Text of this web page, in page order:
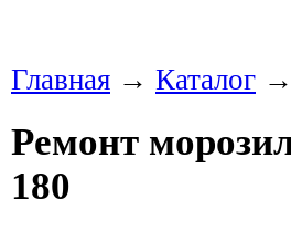
Главная → Каталог →
Ремонт
180